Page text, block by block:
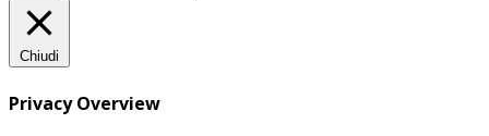
Chiudi
Privacy Overview